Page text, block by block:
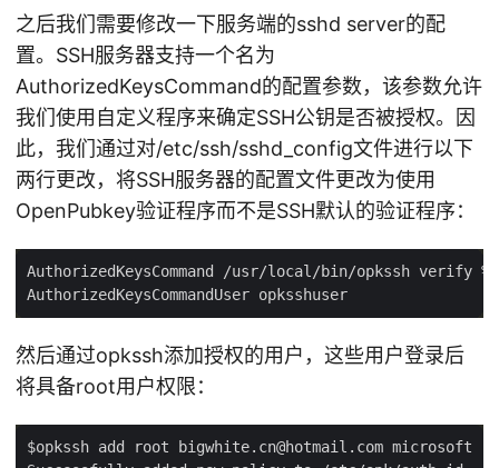
之后我们需要修改一下服务端的sshd server的配
置。SSH服务器支持一个名为
AuthorizedKeysCommand的配置参数，该参数允许
我们使用自定义程序来确定SSH公钥是否被授权。因
此，我们通过对/etc/ssh/sshd_config文件进行以下
两行更改，将SSH服务器的配置文件更改为使用
OpenPubkey验证程序而不是SSH默认的验证程序：
然后通过opkssh添加授权的用户，这些用户登录后
将具备root用户权限：